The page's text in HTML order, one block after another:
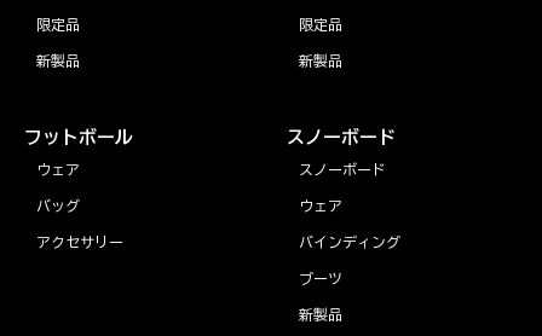
限定品
新製品
限定品
新製品
フットボール
ウェア
バッグ
アクセサリー
スノーボード
スノーボード
ウェア
バインディング
ブーツ
新製品